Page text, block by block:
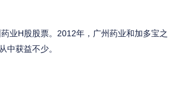
H股股票。2012年，广州药业和加多宝之
中获益不少。